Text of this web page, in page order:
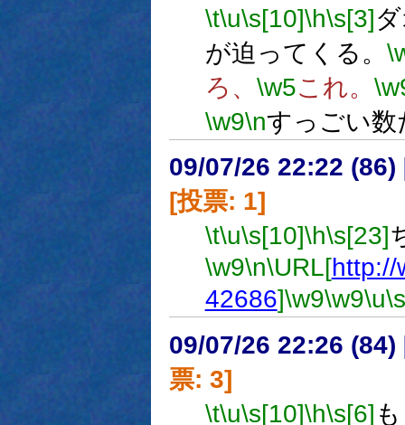
\t\u\s[10]\h\s[3]
が迫ってくる。
ろ、 \w5これ。
\w9\nすっごい数
09/07/26 22:22 (86)
[投票: 1]
\t\u\s[10]\h\s[23]
\w9\n\URL[http://
42686]\w9\w9\u
09/07/26 22:26 (84)
票: 3]
\t\u\s[10]\h\s[6]